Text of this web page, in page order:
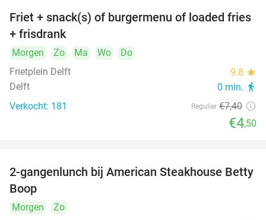
food
food 39%
Friet + snack(s) of burgermenu of loaded fries
+ frisdrank
Morgen Zo Ma Wo
Do
Frietplein Delft
9.8 star
Delft 0 min. directions_walk
Verkocht: 181 Regulier €7,40
€4,50
40%
2-gangenlunch bij American Steakhouse Betty
Boop
Morgen
Zo